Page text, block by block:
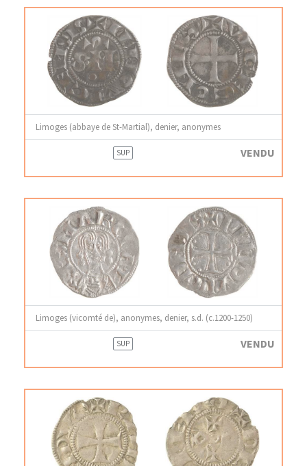
Limoges (abbaye de St-Martial), denier, anonymes
SUP VENDU
Limoges (vicomté de), anonymes, denier, s.d. (c.1200-1250)
SUP VENDU